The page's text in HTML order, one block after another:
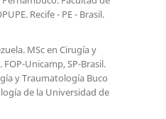
Recife - PE - Brasil.
MSc en Cirugía y
Unicamp, SP-Brasil.
y Traumatología Buco
de la Universidad de